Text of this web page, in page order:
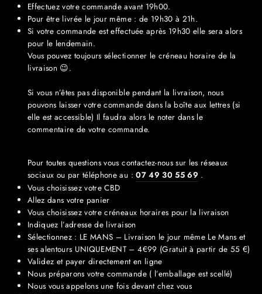
Effectuez votre commande avant 19h00.
Pour être livrée le jour même : de 19h30 à 21h.
Si votre commande est effectuée après 19h30 elle sera alors
pour le lendemain.
Vous pouvez toujours sélectionner le créneau horaire de la
livraison 😉.
Si vous n’êtes pas disponible pendant la livraison, nous
pouvons laisser votre commande dans la boîte aux lettres (si
elle est accessible) Il faudra alors le noter dans le
commentaire de votre commande.
Pour toutes questions vous contactez-nous sur les réseaux
sociaux ou par téléphone au : 07 49 30 55 69 .
Vous choisissez votre CBD
Allez dans votre panier
Vous choisissez votre créneaux horaires pour la livraison
Indiquez l’adresse de livraison
Sélectionnez : LE MANS – Livraison le jour même Le Mans et
ses alentours UNIQUEMENT – 4€99 (Gratuit à partir de 55 €)
Validez et payer directement en ligne
Nous préparons votre commande ( l’emballage est scellé)
Nous vous appelons une fois devant chez vous